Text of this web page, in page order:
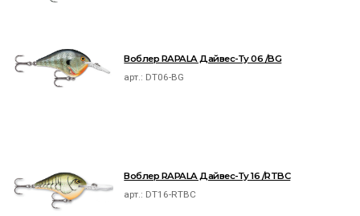
Воблер RAPALA Дайвес-Ту 06 /BG
арт.: DT06-BG
Воблер RAPALA Дайвес-Ту 16 /RTBC
арт.: DT16-RTBC